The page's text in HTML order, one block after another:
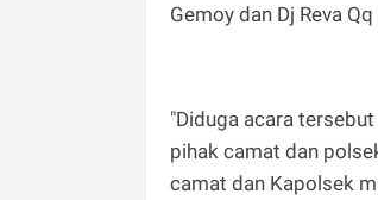
Gemoy dan Dj Reva Qq
"Diduga acara
pihak camat dan
camat dan Kapolsek